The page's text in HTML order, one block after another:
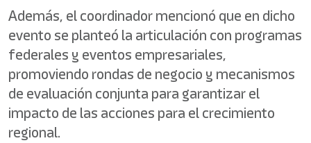
Además, el coordinador mencionó que en dicho
evento se planteó la articulación con programas
federales y eventos empresariales,
promoviendo rondas de negocio y mecanismos
de evaluación conjunta para garantizar el
impacto de las acciones para el crecimiento
regional.